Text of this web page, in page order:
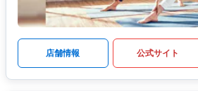
店舗情報 公式サイト